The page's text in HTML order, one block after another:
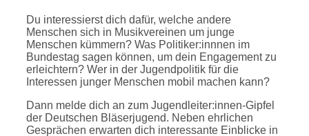
Du interessierst dich dafür, welche andere
Menschen sich in Musikvereinen um junge
Menschen kümmern? Was Politiker:innnen im
Bundestag sagen können, um dein Engagement zu
erleichtern? Wer in der Jugendpolitik für die
Interessen junger Menschen mobil machen kann?
Dann melde dich an zum Jugendleiter:innen-Gipfel
der Deutschen Bläserjugend. Neben ehrlichen
Gesprächen erwarten dich interessante Einblicke in